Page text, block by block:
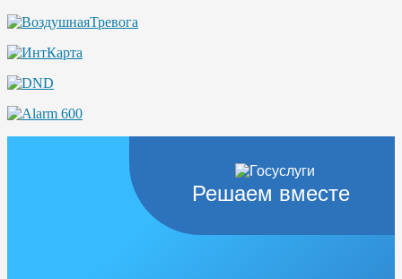
Решаем вместе